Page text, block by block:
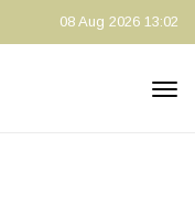
08 Aug 2026 13:02